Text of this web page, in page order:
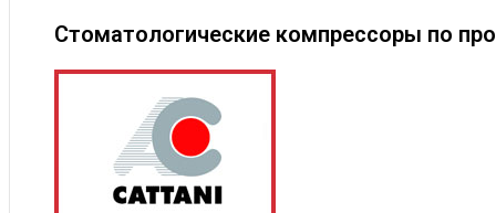
Стоматологические компрессоры по